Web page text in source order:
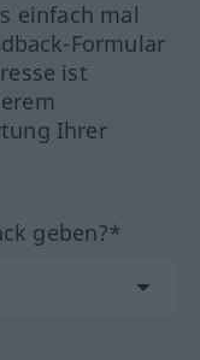
einfach mal
Formular
ist
Ihrer
geben?*